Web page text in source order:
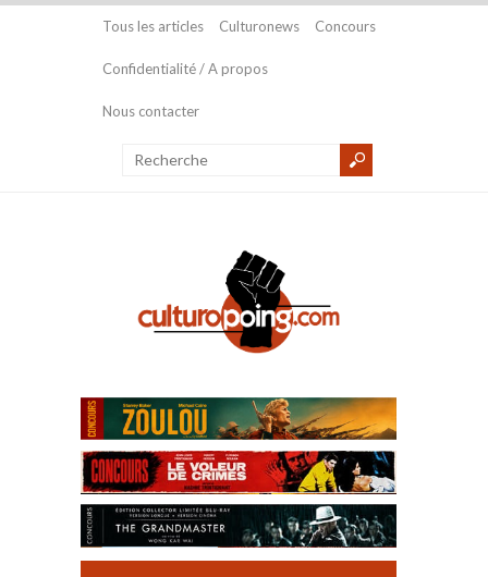
Tous les articles Culturonews Concours
Confidentialité / A propos
Nous contacter